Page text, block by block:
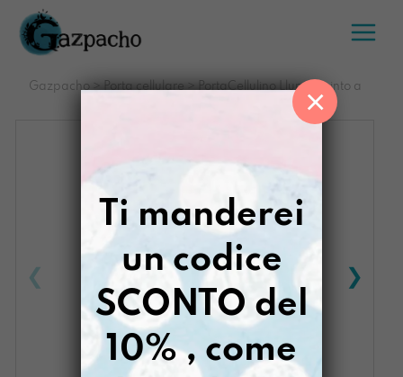
Salta
contenuto
Gazpacho> Porta cellulare >
PortaCellulino Llumi dipinto a
Ti manderei
un codice
SCONTO del
10% , come
×